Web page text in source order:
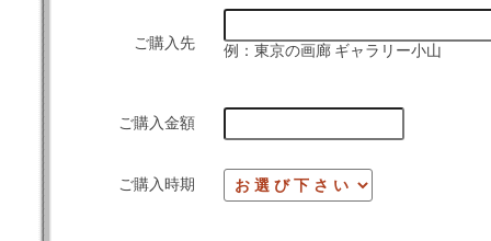
ご購入先 例：東京の画廊 ギャラリー小山
ご購入金額
ご購入時期